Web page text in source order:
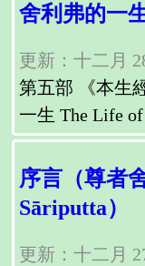
舍利弗的一
更新：十二月
第五部 《本生
一生 The Life of
序言（尊者
Sāriputta）
更新：十二月